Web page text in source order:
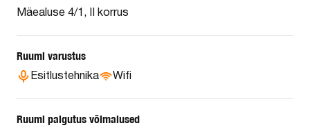
Mäealuse 4/1, II korrus
Ruumi varustus
Esitlustehnika Wifi
Ruumi paigutus võimalused